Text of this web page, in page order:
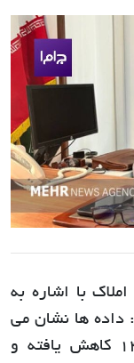
با اشاره به
داده ها نشان می
دهد که تورم مسکن در تیرماه 1404 کاهش یافته و